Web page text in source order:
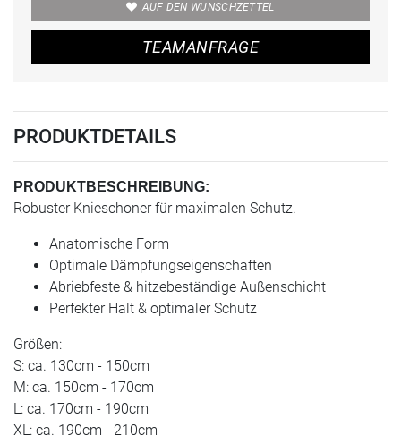
AUF DEN WUNSCHZETTEL
TEAMANFRAGE
PRODUKTDETAILS
PRODUKTBESCHREIBUNG:
Robuster Knieschoner für maximalen Schutz.
Anatomische Form
Optimale Dämpfungseigenschaften
Abriebfeste & hitzebeständige Außenschicht
Perfekter Halt & optimaler Schutz
Größen:
S: ca. 130cm - 150cm
M: ca. 150cm - 170cm
L: ca. 170cm - 190cm
XL: ca. 190cm - 210cm